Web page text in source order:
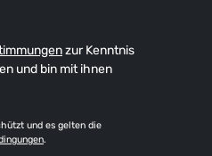
zur Kenntnis
und bin mit ihnen
und es gelten die
.